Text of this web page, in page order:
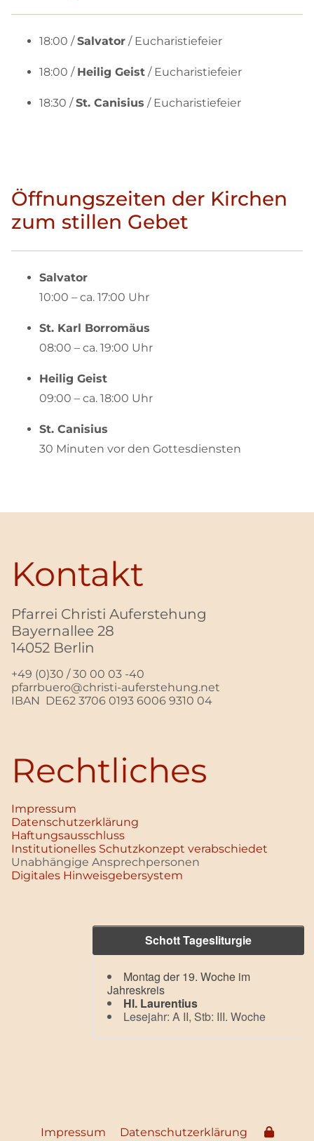
18:00 /Salvator / Eucharistiefeier
18:00 / Heilig Geist / Eucharistiefeier
18:30 /St. Canisius / Eucharistiefeier
Öffnungszeiten der Kirchen
zum stillen Gebet
Salvator
10:00 – ca. 17:00 Uhr
St. Karl Borromäus
08:00 – ca. 19:00 Uhr
Heilig Geist
09:00 – ca. 18:00 Uhr
St. Canisius
30 Minuten vor den Gottesdiensten
Kontakt
Pfarrei Christi Auferstehung
Bayernallee 28
14052 Berlin
+49 (0)30 / 30 00 03 -40
pfarrbuero@christi-auferstehung.net
IBAN DE62 3706 0193 6006 9310 04
Rechtliches
Impressum
Datenschutz­erklärung
Haftungsausschluss
Institutionelles Schutzkonzept verabschiedet
Unabhängige Ansprechpersonen
Digitales Hinweisgebersystem
Schott Tagesliturgie
Montag der 19. Woche im
Jahreskreis
Hl. Laurentius
Lesejahr: A II, Stb: III. Woche
Impressum Datenschutzerklärung